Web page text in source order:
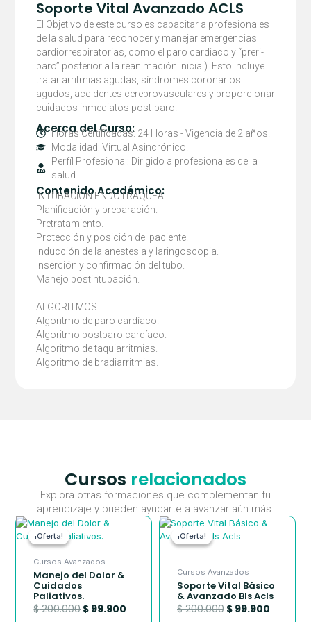
Soporte Vital Avanzado ACLS
El Objetivo de este curso es capacitar a profesionales
de la salud para reconocer y manejar emergencias
cardiorrespiratorias, como el paro cardiaco y “preri-
paro” posterior a la reanimación inicial). Esto incluye
tratar arritmias agudas, síndromes coronarios
agudos, accidentes cerebrovasculares y proporcionar
cuidados inmediatos post-paro.
Acerca del Curso:
Horas Certificadas: 24 Horas - Vigencia de 2 años.
Modalidad: Virtual Asincrónico.
Perfíl Profesional: Dirigido a profesionales de la
salud
Contenido Académico:
INTUBACION ENDOTRAQUEAL:
Planificación y preparación.
Pretratamiento.
Protección y posición del paciente.
Inducción de la anestesia y laringoscopia.
Inserción y confirmación del tubo.
Manejo postintubación.
ALGORITMOS:
Algoritmo de paro cardíaco.
Algoritmo postparo cardíaco.
Algoritmo de taquiarritmias.
Algoritmo de bradiarritmias.
Cursos relacionados
Explora otras formaciones que complementan tu
aprendizaje y pueden ayudarte a avanzar aún más.
¡Oferta!
¡Oferta!
Cursos Avanzados
Manejo del Dolor &
Cuidados
Paliativos.
$200.000
El
precio
era:
$ 200.000.
$ 99.900
¡Oferta!
¡Oferta!
Cursos Avanzados
Soporte Vital Básico
& Avanzado Bls Acls
$200.000
El
precio
$ 200.000.
$ 99.900